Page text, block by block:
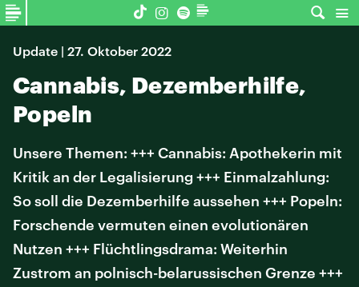
Update | 27. Oktober 2022
Cannabis, Dezemberhilfe,
Popeln
Unsere Themen: +++ Cannabis: Apothekerin mit
Kritik an der Legalisierung +++ Einmalzahlung:
So soll die Dezemberhilfe aussehen +++ Popeln:
Forschende vermuten einen evolutionären
Nutzen +++ Flüchtlingsdrama: Weiterhin
Zustrom an polnisch-belarussischen Grenze +++